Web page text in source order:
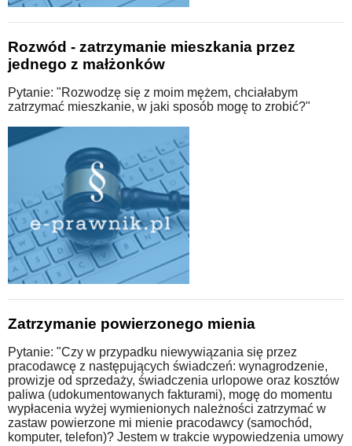
Rozwód - zatrzymanie mieszkania przez
jednego z małżonków
Pytanie: "Rozwodzę się z moim mężem, chciałabym
zatrzymać mieszkanie, w jaki sposób mogę to zrobić?"
Zatrzymanie powierzonego mienia
Pytanie: "Czy w przypadku niewywiązania się przez
pracodawcę z następujących świadczeń: wynagrodzenie,
prowizje od sprzedaży, świadczenia urlopowe oraz kosztów
paliwa (udokumentowanych fakturami), mogę do momentu
wypłacenia wyżej wymienionych należności zatrzymać w
zastaw powierzone mi mienie pracodawcy (samochód,
komputer, telefon)? Jestem w trakcie wypowiedzenia umowy